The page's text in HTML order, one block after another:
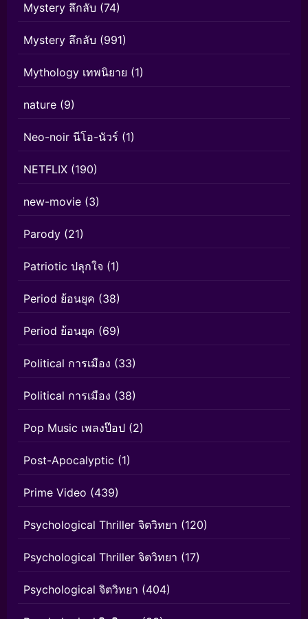
Mystery ลึกลับ (74)
Mystery ลึกลับ (991)
Mythology เทพนิยาย (1)
nature (9)
Neo-noir นีโอ-นัวร์ (1)
NETFLIX (190)
new-movie (3)
Parody (21)
Patriotic ปลุกใจ (1)
Period ย้อนยุค (38)
Period ย้อนยุค (69)
Political การเมือง (33)
Political การเมือง (38)
Pop Music เพลงป๊อป (2)
Post-Apocalyptic (1)
Prime Video (439)
Psychological Thriller จิตวิทยา (120)
Psychological Thriller จิตวิทยา (17)
Psychological จิตวิทยา (404)